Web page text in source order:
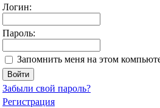
Логин:
Пароль:
Запомнить меня на этом
Забыли свой пароль?
Регистрация